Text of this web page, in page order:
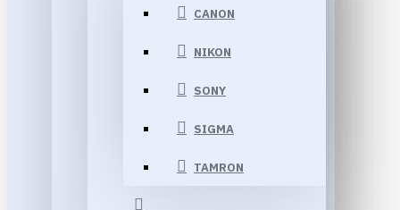
CANON
NIKON
SONY
SIGMA
TAMRON